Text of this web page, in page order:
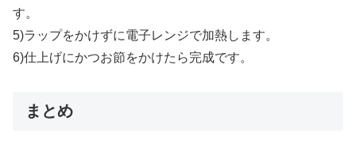
す。
5)ラップをかけずに電子レンジで加熱します。
6)仕上げにかつお節をかけたら完成です。
まとめ